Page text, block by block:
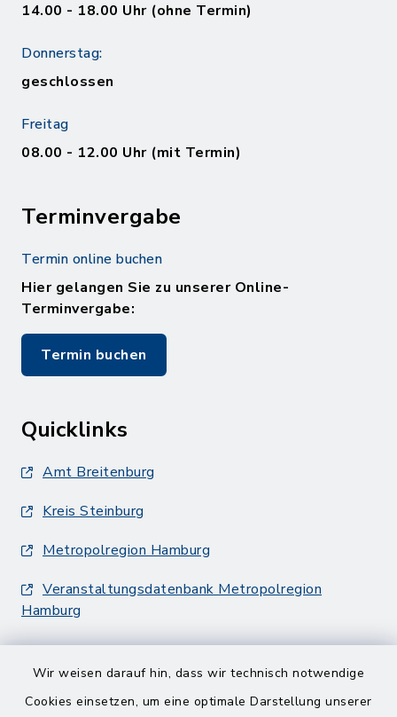
Wir weisen darauf hin, dass wir technisch notwendige
Cookies einsetzen, um eine optimale Darstellung unserer
14.00 - 18.00 Uhr (ohne Termin)
Donnerstag:
geschlossen
Freitag
08.00 - 12.00 Uhr (mit Termin)
Terminvergabe
Termin online buchen
Hier gelangen Sie zu unserer Online-
Terminvergabe:
Termin buchen
Quicklinks
Amt Breitenburg
Kreis Steinburg
Metropolregion Hamburg
Veranstaltungsdatenbank Metropolregion
Hamburg